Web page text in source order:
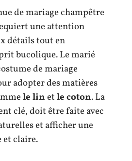
de mariage champêtre
une attention
détails tout en
bucolique. Le marié
de mariage
adopter des matières
le linetle coton. La
clé, doit être faite avec
et afficher une
et claire.